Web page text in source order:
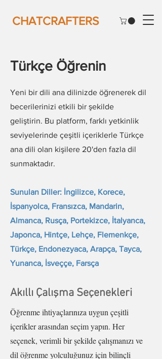
CHATCRAFTERS
Türkçe Öğrenin
Yeni bir dili ana dilinizde öğrenerek dil
becerilerinizi etkili bir şekilde
geliştirin. Bu platform, farklı yetkinlik
seviyelerinde çeşitli içeriklerle Türkçe
ana dili olan kişilere 20'den fazla dil
sunmaktadır.
Sunulan Diller: İngilizce, Korece,
İspanyolca, Fransızca, Mandarin,
Almanca, Rusça, Portekizce, İtalyanca,
Japonca, Hintçe, Lehçe, Flemenkçe,
Türkçe, Endonezyaca, Arapça, Tayca,
Yunanca, İsveççe, Farsça
Akıllı Çalışma Seçenekleri
Öğrenme ihtiyaçlarınıza uygun çeşitli
içerikler arasından seçim yapın. Her
seçenek, verimli bir şekilde çalışmanızı ve
dil öğrenme yolculuğunuz için bilinçli